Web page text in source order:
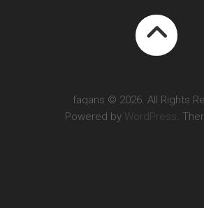
faqans © 2026. All Rights
Powered by WordPress.